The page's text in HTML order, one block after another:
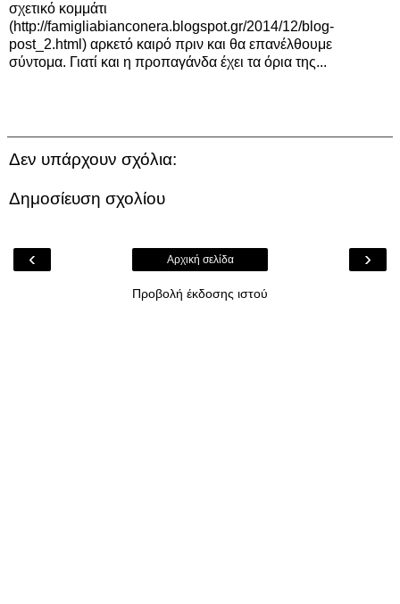
σχετικό κομμάτι
(http://famigliabianconera.blogspot.gr/2014/12/blog-
post_2.html ) αρκετό καιρό πριν και θα επανέλθουμε
σύντομα. Γιατί και η προπαγάνδα έχει τα όρια της...
Δεν υπάρχουν σχόλια:
Δημοσίευση σχολίου
‹ ›
Αρχική σελίδα
Προβολή έκδοσης ιστού